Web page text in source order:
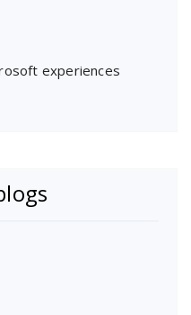
experiences